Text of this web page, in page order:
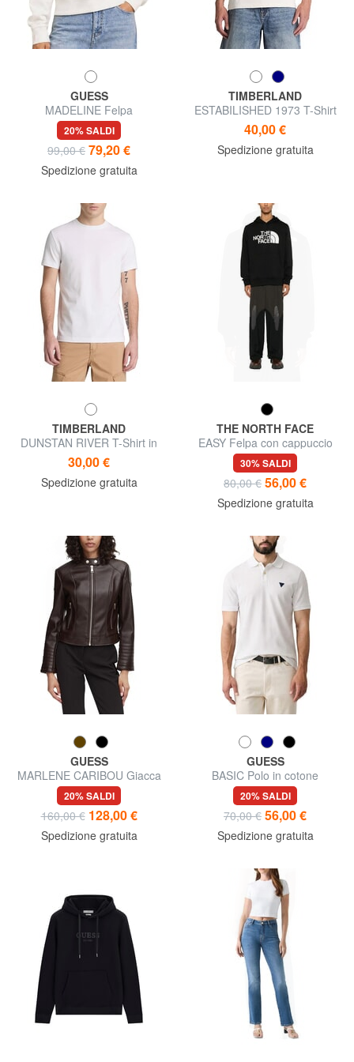
GUESS
MADELINE Felpa
20% SALDI
99,00 € 79,20 €
Spedizione gratuita
TIMBERLAND
ESTABILISHED 1973 T-Shirt
in cotone
40,00 €
Spedizione gratuita
TIMBERLAND
DUNSTAN RIVER T-Shirt in
cotone
30,00 €
Spedizione gratuita
THE NORTH FACE
EASY Felpa con cappuccio
30% SALDI
80,00 € 56,00 €
Spedizione gratuita
GUESS
MARLENE CARIBOU Giacca
in similpelle, regular fit
20% SALDI
160,00 € 128,00 €
Spedizione gratuita
GUESS
BASIC Polo in cotone
20% SALDI
70,00 € 56,00 €
Spedizione gratuita